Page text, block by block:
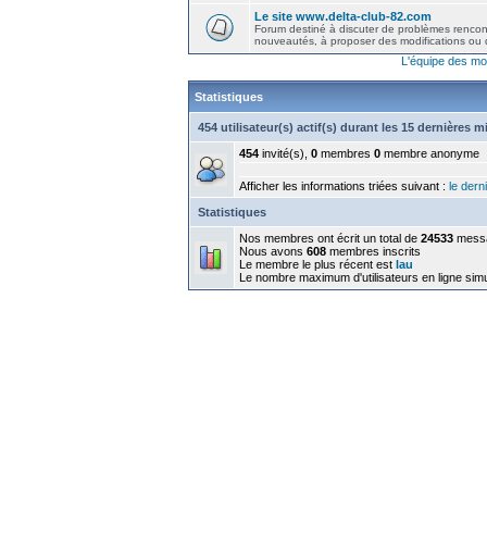
Le site www.delta-club-82.com
Forum destiné à discuter de problèmes
nouveautés, à proposer des modifications ou
L'équipe des
Statistiques
454 utilisateur(s) actif(s) durant les 15 dernières
454 invité(s), 0 membres 0 membre anonyme
Afficher les informations triées suivant : le
Statistiques
Nos membres ont écrit un total de 24533
Nous avons 608 membres inscrits
Le membre le plus récent est lau
Le nombre maximum d'utilisateurs en ligne